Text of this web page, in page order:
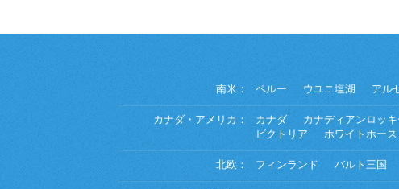
南米： ペルー ウユニ塩湖 アル
カナダ・アメリカ： カナダ カナディアンロッキ
ビクトリア
ホワイトホース
北欧： フィンランド バルト三国